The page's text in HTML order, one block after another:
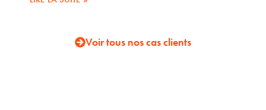
Voir tous nos cas clients